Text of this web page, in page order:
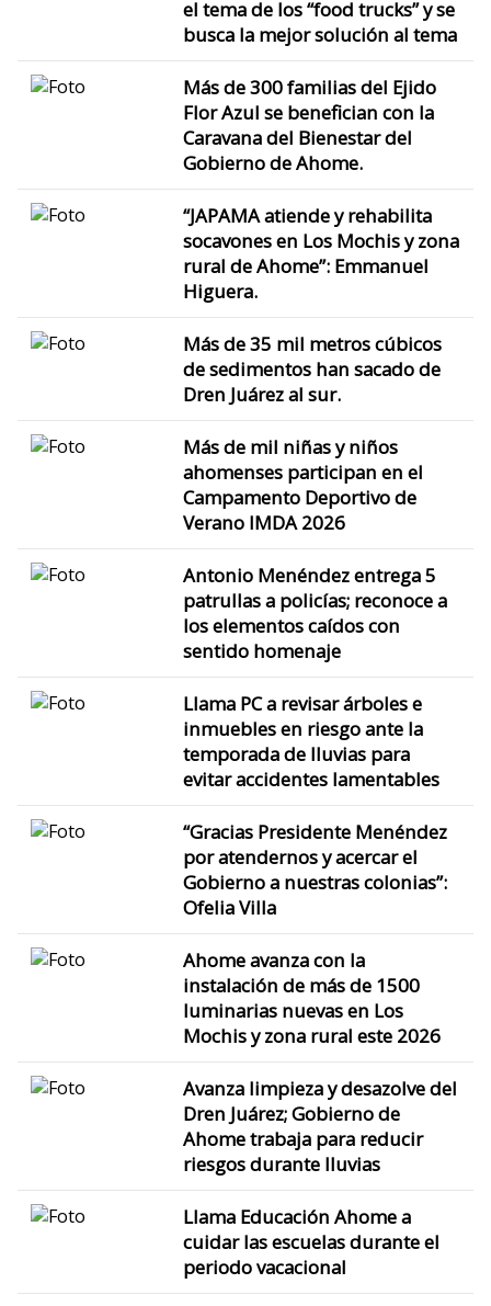
el tema de los “food trucks” y se
busca la mejor solución al tema
Más de 300 familias del Ejido
Flor Azul se benefician con la
Caravana del Bienestar del
Gobierno de Ahome.
“JAPAMA atiende y rehabilita
socavones en Los Mochis y zona
rural de Ahome”: Emmanuel
Higuera.
Más de 35 mil metros cúbicos
de sedimentos han sacado de
Dren Juárez al sur.
Más de mil niñas y niños
ahomenses participan en el
Campamento Deportivo de
Verano IMDA 2026
Antonio Menéndez entrega 5
patrullas a policías; reconoce a
los elementos caídos con
sentido homenaje
Llama PC a revisar árboles e
inmuebles en riesgo ante la
temporada de lluvias para
evitar accidentes lamentables
“Gracias Presidente Menéndez
por atendernos y acercar el
Gobierno a nuestras colonias”:
Ofelia Villa
Ahome avanza con la
instalación de más de 1500
luminarias nuevas en Los
Mochis y zona rural este 2026
Avanza limpieza y desazolve del
Dren Juárez; Gobierno de
Ahome trabaja para reducir
riesgos durante lluvias
Llama Educación Ahome a
cuidar las escuelas durante el
periodo vacacional